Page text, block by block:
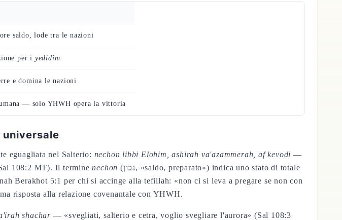
saldo, lode tra le nazioni
per i yedidim
e domina le nazioni
umana — solo YHWH opera la vittoria
eguagliata nel Salterio: nechon libbi Elohim, ashirah va'azammerah, af kevodi —
108:2 MT). Il terminenechon (נכון, «saldo, preparato») indica uno stato di totale
Berakhot 5:1 per chi si accinge alla tefillah: «non ci si leva a pregare se non con
risposta alla relazione covenantale con YHWH.
shachar — «svegliati, salterio e cetra, voglio svegliare l'aurora» (Sal 108:3